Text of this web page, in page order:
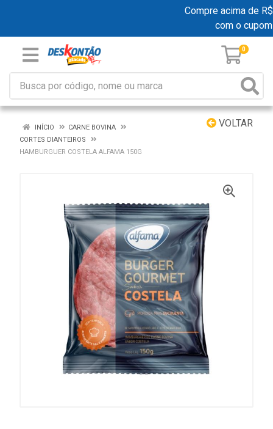
Compre acima de
com o cupom
0
VOLTAR
INÍCIO
CARNE BOVINA
CORTES DIANTEIROS
HAMBURGUER COSTELA ALFAMA 150G